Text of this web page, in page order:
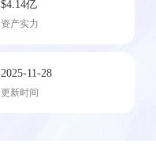
$4.14亿
资产实力
2025-11-28
更新时间